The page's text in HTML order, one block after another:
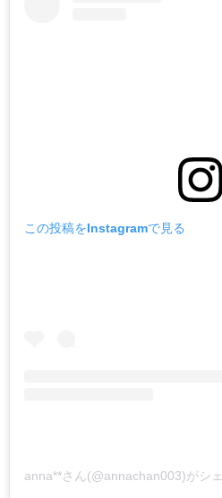
この投稿をInstagramで見る
anna**さん(@annachan003)がシ